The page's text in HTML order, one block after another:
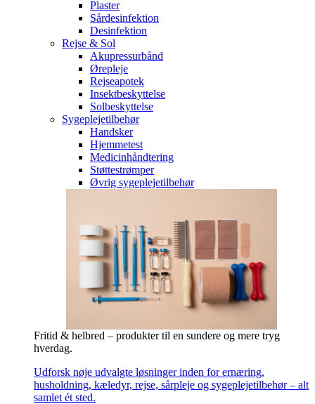
Plaster
Sårdesinfektion
Desinfektion
Rejse & Sol
Akupressurbånd
Ørepleje
Rejseapotek
Insektbeskyttelse
Solbeskyttelse
Sygeplejetilbehør
Handsker
Hjemmetest
Medicinhåndtering
Støttestrømper
Øvrig sygeplejetilbehør
Fritid & helbred – produkter til en sundere og mere tryg
hverdag.
Udforsk nøje udvalgte løsninger inden for ernæring,
husholdning, kæledyr, rejse, sårpleje og sygeplejetilbehør – alt
samlet ét sted.